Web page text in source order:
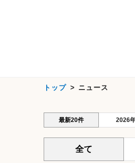
トップ ニュース
最新20件 2026
全て